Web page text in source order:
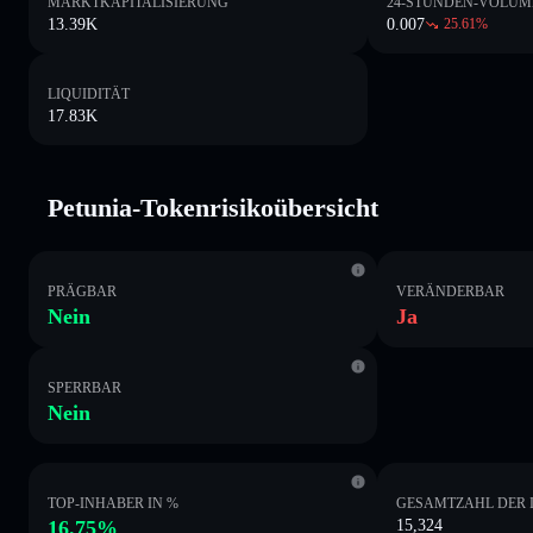
13.39K 0.007 25.61%
LIQUIDITÄT
17.83K
Petunia-Tokenrisikoübersicht
PRÄGBAR
Nein
VERÄNDERBAR
Ja
SPERRBAR
Nein
TOP-INHABER IN %
16.75%
GESAMTZAHL DER
15,324